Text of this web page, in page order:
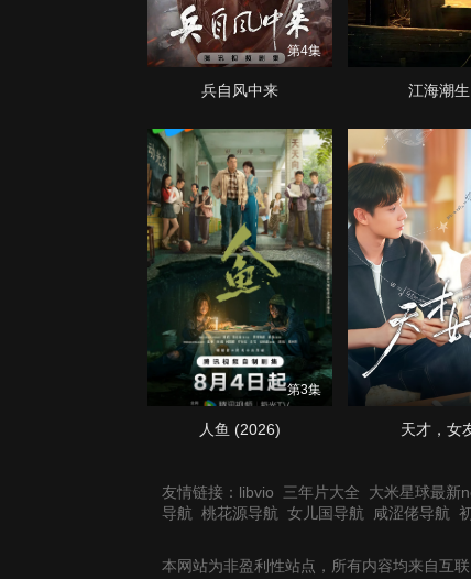
第4集
兵自风中来 江海潮生
第3集
人鱼 (2026) 天才，女
友情链接： libvio 三年片大全 大米星球最新
导航 桃花源导航 女儿国导航 咸涩佬导航
本网站为非盈利性站点，所有内容均来自互